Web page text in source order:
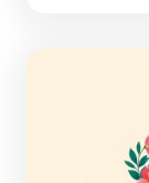
Été à